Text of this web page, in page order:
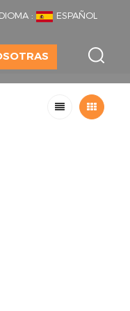
: ESPAÑOL